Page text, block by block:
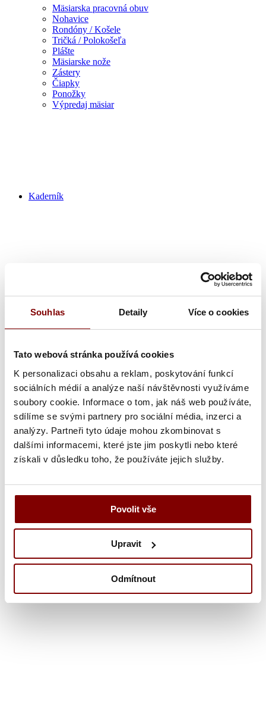
Souhlas Detaily Více o cookies
Tato webová stránka používá cookies
K personalizaci obsahu a reklam, poskytování funkcí
sociálních médií a analýze naší návštěvnosti využíváme
soubory cookie. Informace o tom, jak náš web používáte,
sdílíme se svými partnery pro sociální média, inzerci a
analýzy. Partneři tyto údaje mohou zkombinovat s
dalšími informacemi, které jste jim poskytli nebo které
získali v důsledku toho, že používáte jejich služby.
Povolit vše
Upravit
Odmítnout
Mäsiarska pracovná obuv
Nohavice
Rondóny / Košele
Tričká / Polokošeľa
Plášte
Mäsiarske nože
Zástery
Čiapky
Ponožky
Výpredaj mäsiar
Kaderník
Kadernícka pracovná obuv
Nohavice
Tričká / Polokošeľa
Zástery
Ponožky
Tuniky
Výpredaj kaderník